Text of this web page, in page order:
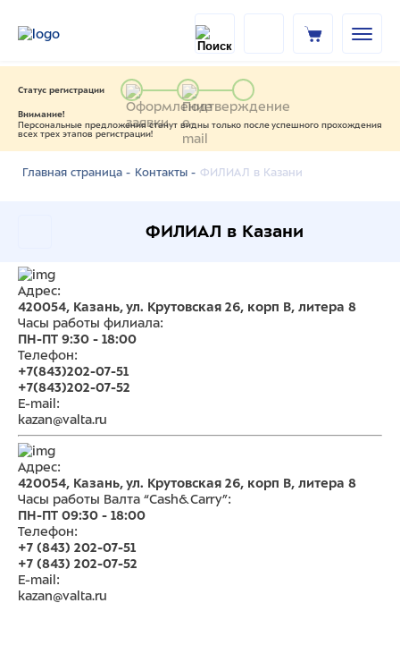
Статус регистрации
Внимание!
Персональные предложения станут видны только после успешного прохождения
всех трех этапов регистрации!
Главная страница - Контакты - ФИЛИАЛ в Казани
ФИЛИАЛ в Казани
Адрес:
420054, Казань, ул. Крутовская 26, корп В, литера 8
Часы работы филиала:
ПН-ПТ 9:30 - 18:00
Телефон:
+7(843)202-07-51
+7(843)202-07-52
E-mail:
kazan@valta.ru
Адрес:
420054, Казань, ул. Крутовская 26, корп В, литера 8
Часы работы Валта “Cash&Carry”:
ПН-ПТ 09:30 - 18:00
Телефон:
+7 (843) 202-07-51
+7 (843) 202-07-52
E-mail:
kazan@valta.ru